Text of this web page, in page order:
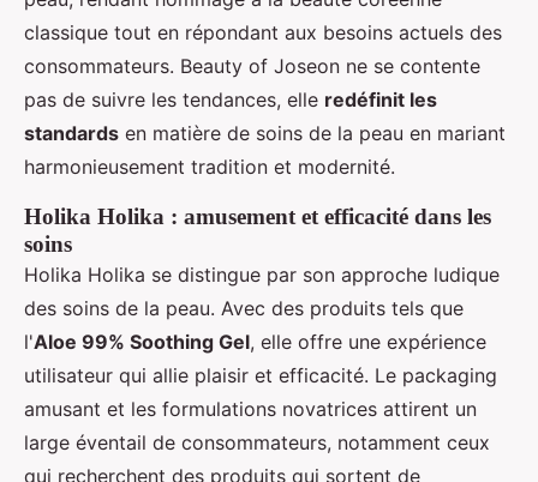
classique tout en répondant aux besoins actuels des
consommateurs. Beauty of Joseon ne se contente
pas de suivre les tendances, elle redéfinit les
standards en matière de soins de la peau en mariant
harmonieusement tradition et modernité.
Holika Holika : amusement et efficacité dans les
soins
Holika Holika se distingue par son approche ludique
des soins de la peau. Avec des produits tels que
l'Aloe 99% Soothing Gel, elle offre une expérience
utilisateur qui allie plaisir et efficacité. Le packaging
amusant et les formulations novatrices attirent un
large éventail de consommateurs, notamment ceux
qui recherchent des produits qui sortent de